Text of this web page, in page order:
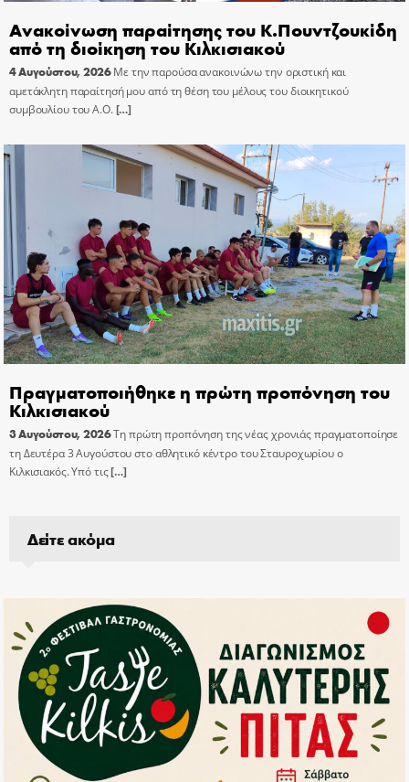
Ανακοίνωση παραίτησης του Κ.Πουντζουκίδη
από τη διοίκηση του Κιλκισιακού
4 Αυγούστου, 2026 Με την παρούσα ανακοινώνω την οριστική και
αμετάκλητη παραίτησή μου από τη θέση του μέλους του διοικητικού
συμβουλίου του Α.Ο.[…]
Πραγματοποιήθηκε η πρώτη προπόνηση του
Κιλκισιακού
3 Αυγούστου, 2026Τη πρώτη προπόνηση της νέας χρονιάς πραγματοποίησε
τη Δευτέρα 3 Αυγούστου στο αθλητικό κέντρο του Σταυροχωρίου ο
Κιλκισιακός. Υπό τις[…]
Δείτε ακόμα